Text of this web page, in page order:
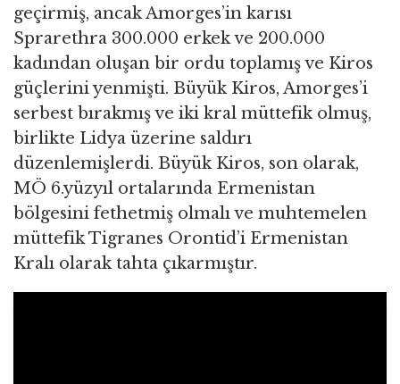
geçirmiş, ancak Amorges’in karısı
Sprarethra 300.000 erkek ve 200.000
kadından oluşan bir ordu toplamış ve Kiros
güçlerini yenmişti. Büyük Kiros, Amorges’i
serbest bırakmış ve iki kral müttefik olmuş,
birlikte Lidya üzerine saldırı
düzenlemişlerdi. Büyük Kiros, son olarak,
MÖ 6.yüzyıl ortalarında Ermenistan
bölgesini fethetmiş olmalı ve muhtemelen
müttefik Tigranes Orontid’i Ermenistan
Kralı olarak tahta çıkarmıştır.